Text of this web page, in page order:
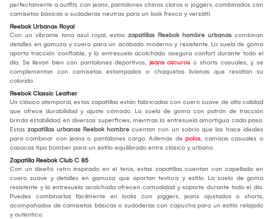
perfectamente a outfits con jeans, pantalones chinos claros o joggers, combinados con
camisetas básicas o sudaderas neutras para un look fresco y versátil.
Reebok Urbanas Royal
Con un vibrante tono azul royal, estas zapatillas Reebok hombre urbanas combinan
detalles en gamuza y cuero para un acabado moderno y resistente. La suela de goma
aporta tracción confiable, y la entresuela acolchada asegura confort durante todo el
día. Se llevan bien con pantalones deportivos, jeans oscuros o shorts casuales, y se
complementan con camisetas estampadas o chaquetas livianas que resaltan su
colorido.
Reebok Classic Leather
Un clásico atemporal, estas zapatillas están fabricadas con cuero suave de alta calidad
que ofrece durabilidad y ajuste cómodo. La suela de goma con patrón de tracción
brinda estabilidad en diversas superficies, mientras la entresuela amortigua cada paso.
Estas zapatillas urbanas Reebok hombre cuentan con un sobrio que las hace ideales
para combinar con jeans o pantalones cargo. Además de polos, camisas casuales o
casacas tipo bomber para un estilo equilibrado entre clásico y urbano.
Zapatilla Reebok Club C 85
Con un diseño retro inspirado en el tenis, estas zapatillas cuentan con capellada en
cuero suave y detalles en gamuza que aportan textura y estilo. La suela de goma
resistente y la entresuela acolchada ofrecen comodidad y soporte durante todo el día.
Puedes combinarlas fácilmente en looks con joggers, jeans ajustados o shorts,
acompañados de camisetas básicas o sudaderas con capucha para un estilo relajado
y auténtico.